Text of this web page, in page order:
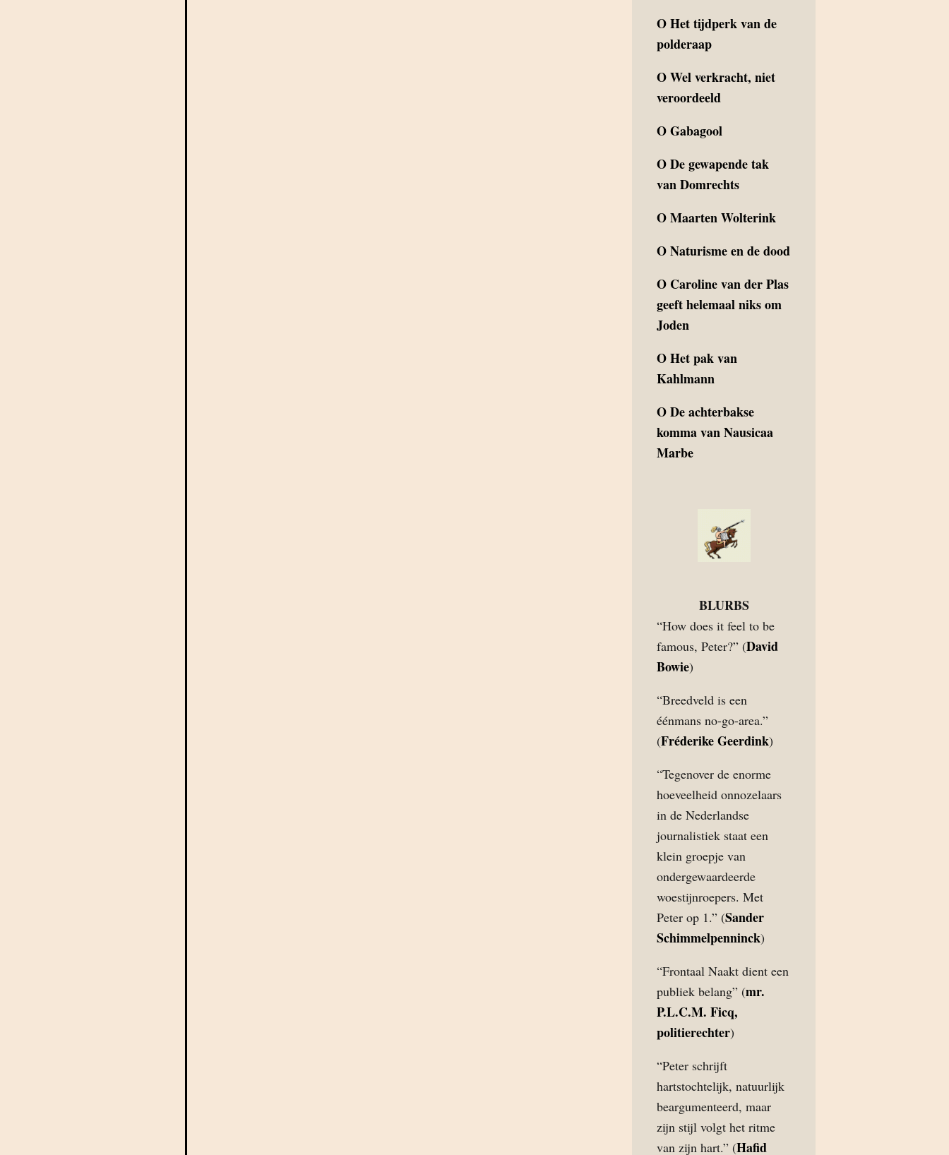
OHet tijdperk van de
polderaap
OWel verkracht, niet
veroordeeld
OGabagool
ODe gewapende tak
van Domrechts
OMaarten Wolterink
ONaturisme en de dood
O Caroline van der Plas
geeft helemaal niks om
Joden
OHet pak van
Kahlmann
ODe achterbakse
komma van Nausicaa
Marbe
BLURBS
“How does it feel to be
famous, Peter?” (David
Bowie)
“Breedveld is een
éénmans no-go-area.”
(Fréderike Geerdink)
“Tegenover de enorme
hoeveelheid onnozelaars
in de Nederlandse
journalistiek staat een
klein groepje van
ondergewaardeerde
woestijnroepers. Met
Peter op 1.” (Sander
Schimmelpenninck)
“Frontaal Naakt dient een
publiek belang” (mr.
P.L.C.M. Ficq,
politierechter)
“Peter schrijft
hartstochtelijk, natuurlijk
beargumenteerd, maar
zijn stijl volgt het ritme
van zijn hart.” (Hafid